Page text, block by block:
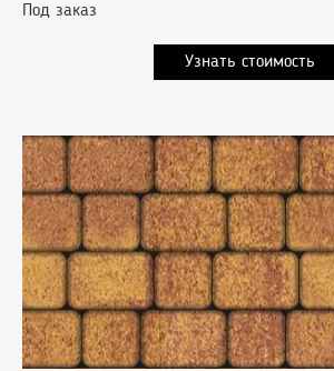
Под заказ
Узнать стоимость